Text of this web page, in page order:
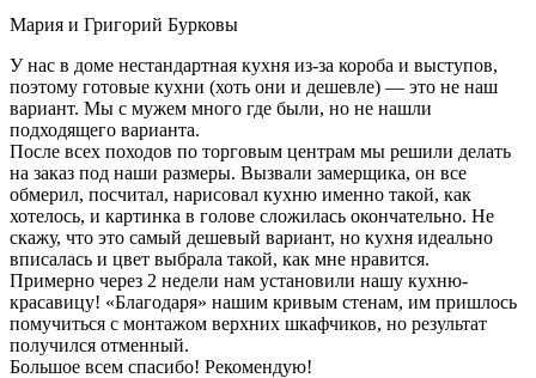
Мария и Григорий Бурковы
У нас в доме нестандартная кухня из-за короба и выступов,
поэтому готовые кухни (хоть они и дешевле) — это не наш
вариант. Мы с мужем много где были, но не нашли
подходящего варианта.
После всех походов по торговым центрам мы решили делать
на заказ под наши размеры. Вызвали замерщика, он все
обмерил, посчитал, нарисовал кухню именно такой, как
хотелось, и картинка в голове сложилась окончательно. Не
скажу, что это самый дешевый вариант, но кухня идеально
вписалась и цвет выбрала такой, как мне нравится.
Примерно через 2 недели нам установили нашу кухню-
красавицу! «Благодаря» нашим кривым стенам, им пришлось
помучиться с монтажом верхних шкафчиков, но результат
получился отменный.
Большое всем спасибо! Рекомендую!